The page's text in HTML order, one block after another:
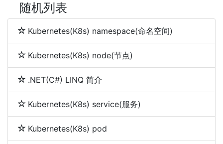
随机列表
Kubernetes(K8s) namespace(命名空间)
Kubernetes(K8s) node(节点)
.NET(C#) LINQ 简介
Kubernetes(K8s) service(服务)
Kubernetes(K8s) pod